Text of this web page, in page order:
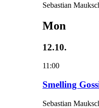
Sebastian
Mon
12.10.
11:00
Smelling
Sebastian